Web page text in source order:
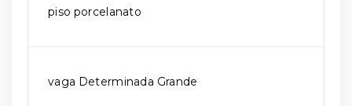
piso porcelanato
vaga Determinada Grande